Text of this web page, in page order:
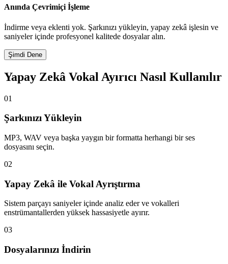
Anında Çevrimiçi İşleme
İndirme veya eklenti yok. Şarkınızı yükleyin, yapay zekâ işlesin ve
saniyeler içinde profesyonel kalitede dosyalar alın.
Şimdi Dene
Yapay Zekâ Vokal Ayırıcı Nasıl Kullanılır
01
Şarkınızı Yükleyin
MP3, WAV veya başka yaygın bir formatta herhangi bir ses
dosyasını seçin.
02
Yapay Zekâ ile Vokal Ayrıştırma
Sistem parçayı saniyeler içinde analiz eder ve vokalleri
enstrümantallerden yüksek hassasiyetle ayırır.
03
Dosyalarınızı İndirin